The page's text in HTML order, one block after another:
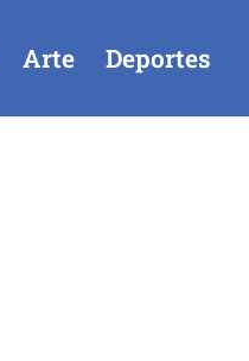
Arte Deportes